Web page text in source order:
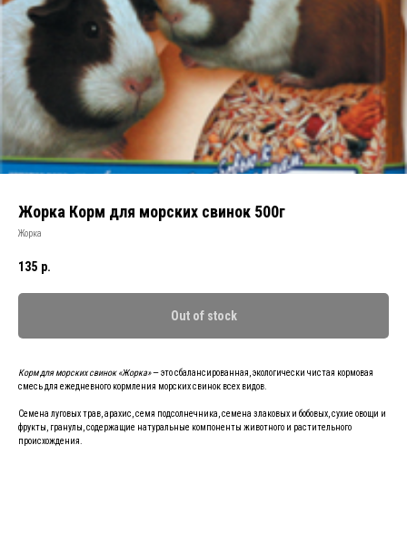
Жорка Корм для морских свинок 500г
Жорка
135 р.
Out of stock
Корм для морских свинок «Жорка»— это сбалансированная, экологически чистая кормовая
смесь для ежедневного кормления морских свинок всех видов.
Семена луговых трав, арахис, семя подсолнечника, семена злаковых и бобовых, сухие овощи и
фрукты, гранулы, содержащие натуральные компоненты животного и растительного
происхождения.